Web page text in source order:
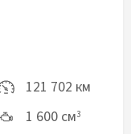
121 702 км
1 600 см3